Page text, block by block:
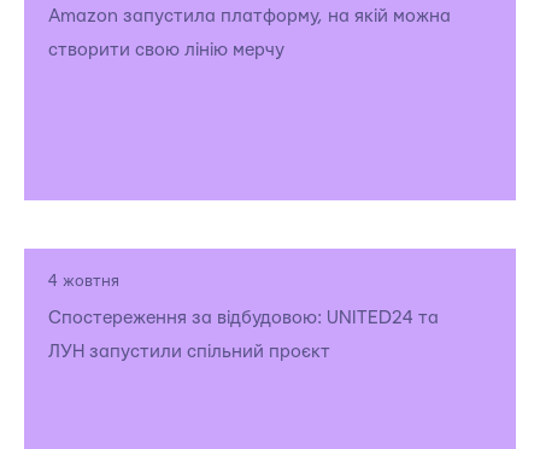
Amazon запустила платформу, на якій можна
створити свою лінію мерчу
4 жовтня
Спостереження за відбудовою: UNITED24 та
ЛУН запустили спільний проєкт